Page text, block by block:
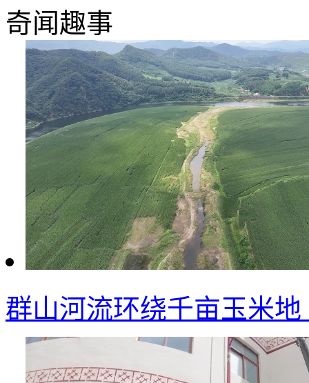
奇闻趣事
群山河流环绕千亩玉米地